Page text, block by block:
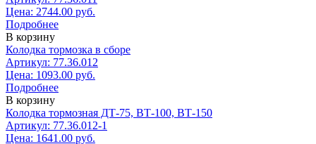
Цена: 2744.00 руб.
Подробнее
В корзину
Колодка тормозка в сборе
Артикул: 77.36.012
Цена: 1093.00 руб.
Подробнее
В корзину
Колодка тормозная ДТ-75, ВТ-100, ВТ-150
Артикул: 77.36.012-1
Цена: 1641.00 руб.